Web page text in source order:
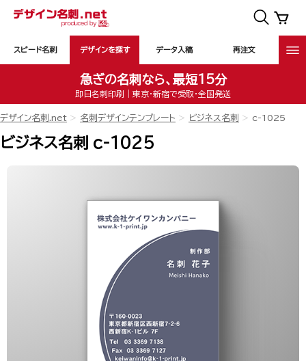
スピード名刺 デザインを探す データ入稿 再注文
急ぎの名刺なら、最短15分
即日名刺印刷｜東京・新宿で受取・全国発送
デザイン名刺.net 名刺デザインテンプレート ビジネス名刺 c-1025
ビジネス名刺 c-1025